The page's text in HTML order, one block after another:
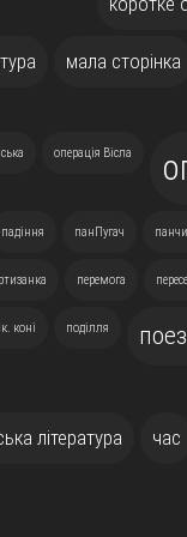
мала сторінка
операція Вісла
падіння панПугач
перемога
коні поділля
література час